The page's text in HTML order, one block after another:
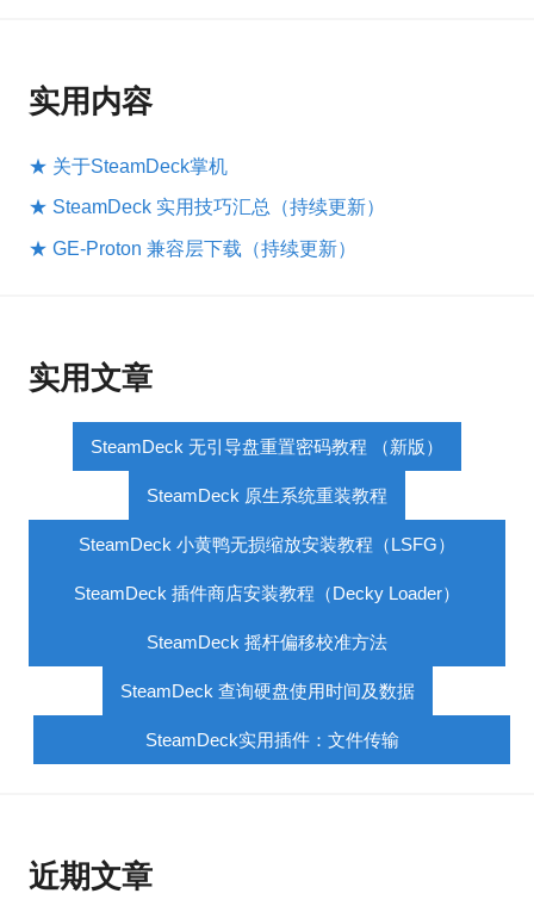
实用内容
★ 关于SteamDeck掌机
★ SteamDeck 实用技巧汇总（持续更新）
★ GE-Proton 兼容层下载（持续更新）
实用文章
SteamDeck 无引导盘重置密码教程 （新版）
SteamDeck 原生系统重装教程
SteamDeck 小黄鸭无损缩放安装教程（LSFG）
SteamDeck 插件商店安装教程（Decky Loader）
SteamDeck 摇杆偏移校准方法
SteamDeck 查询硬盘使用时间及数据
SteamDeck实用插件：文件传输
近期文章